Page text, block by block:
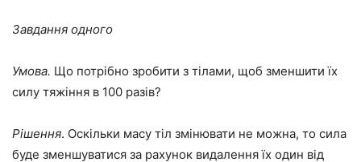
Завдання одного
Умова. Що потрібно зробити з тілами, щоб зменшити їх
силу тяжіння в 100 разів?
Рішення. Оскільки масу тіл змінювати не можна, то сила
буде зменшуватися за рахунок видалення їх один від